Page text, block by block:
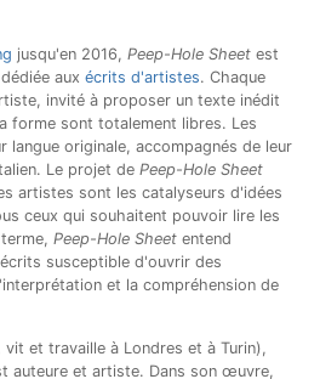
jusqu'en 2016, Peep-Hole Sheet est
aux écrits d'artistes. Chaque
invité à proposer un texte inédit
forme sont totalement libres. Les
langue originale, accompagnés de leur
Le projet de Peep-Hole Sheet
artistes sont les catalyseurs d'idées
ceux qui souhaitent pouvoir lire les
Peep-Hole Sheet entend
susceptible d'ouvrir des
et la compréhension de
vit et travaille à Londres et à Turin),
auteure et artiste. Dans son œuvre,